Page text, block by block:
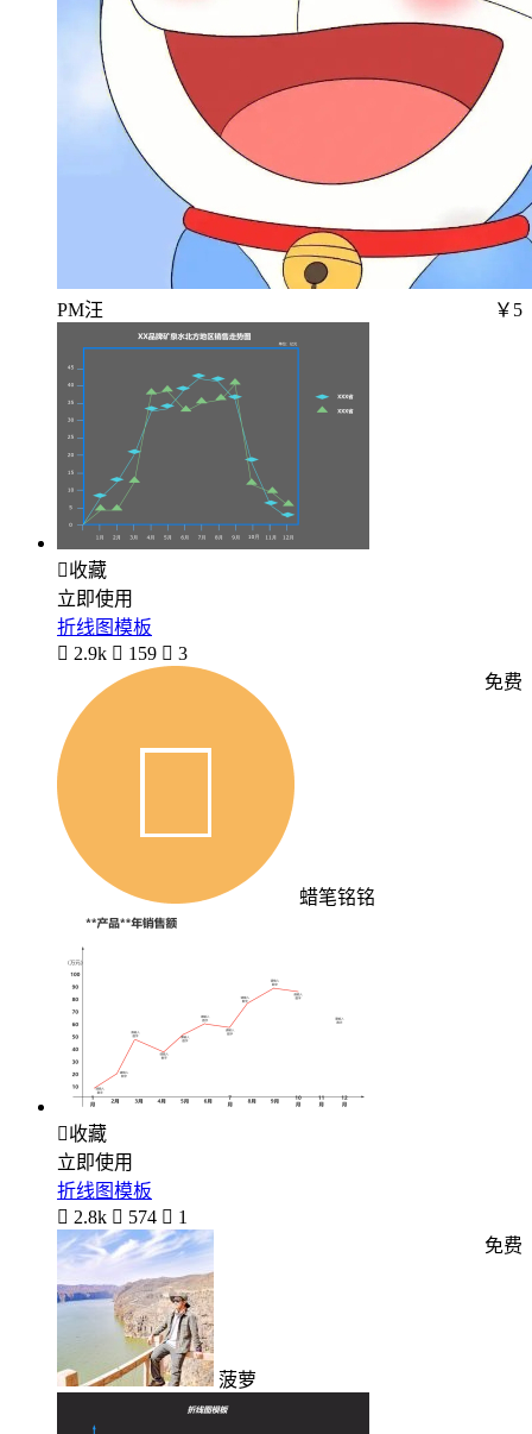
PM汪 ￥5
收藏
立即使用
折线图模板
 2.9k  159  3
蜡笔铭铭
免费
收藏
立即使用
折线图模板
 2.8k  574  1
菠萝
免费